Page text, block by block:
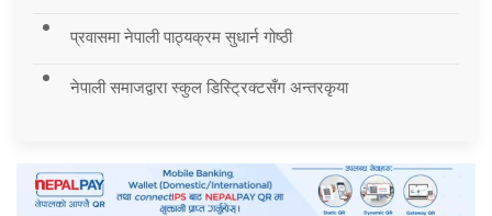
प्रवासमा नेपाली पाठ्यक्रम सुधार्न गोष्ठी
नेपाली समाजद्वारा स्कुल डिस्ट्रिक्टसँग अन्तरकृया